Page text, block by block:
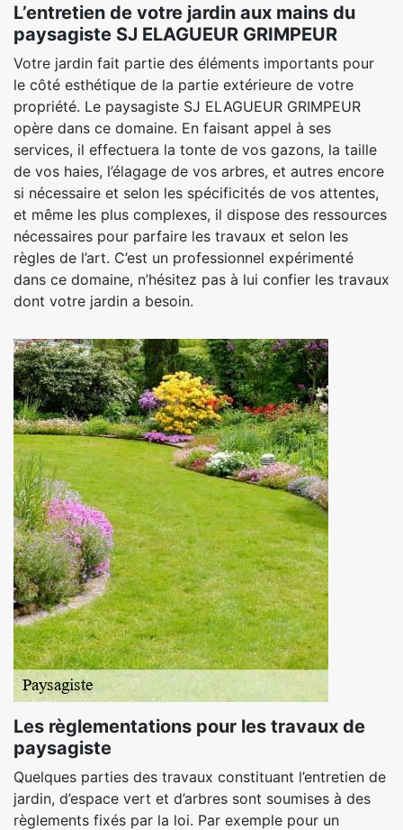
L’entretien de votre jardin aux mains du
paysagiste SJ ELAGUEUR GRIMPEUR
Votre jardin fait partie des éléments importants pour
le côté esthétique de la partie extérieure de votre
propriété. Le paysagiste SJ ELAGUEUR GRIMPEUR
opère dans ce domaine. En faisant appel à ses
services, il effectuera la tonte de vos gazons, la taille
de vos haies, l’élagage de vos arbres, et autres encore
si nécessaire et selon les spécificités de vos attentes,
et même les plus complexes, il dispose des ressources
nécessaires pour parfaire les travaux et selon les
règles de l’art. C’est un professionnel expérimenté
dans ce domaine, n’hésitez pas à lui confier les travaux
dont votre jardin a besoin.
Les règlementations pour les travaux de
paysagiste
Quelques parties des travaux constituant l’entretien de
jardin, d’espace vert et d’arbres sont soumises à des
règlements fixés par la loi. Par exemple pour un